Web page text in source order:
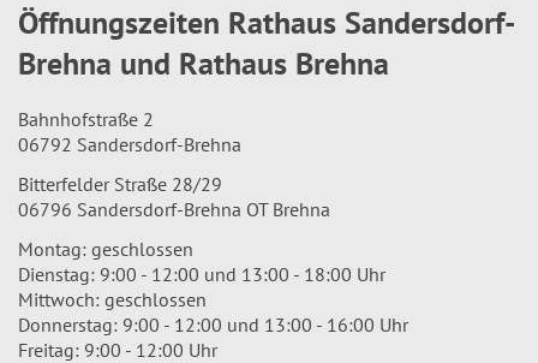
Öffnungszeiten Rathaus Sandersdorf-
Brehna und Rathaus Brehna
Bahnhofstraße 2
06792 Sandersdorf-Brehna
Bitterfelder Straße 28/29
06796 Sandersdorf-Brehna OT Brehna
Montag: geschlossen
Dienstag: 9:00 - 12:00 und 13:00 - 18:00 Uhr
Mittwoch: geschlossen
Donnerstag: 9:00 - 12:00 und 13:00 - 16:00 Uhr
Freitag: 9:00 - 12:00 Uhr